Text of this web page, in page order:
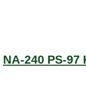
NA-240 PS-